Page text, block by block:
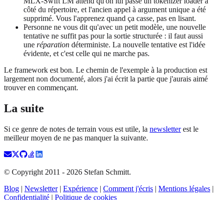
côté du répertoire, et l'ancien appel à argument unique a été
supprimé. Vous l'apprenez quand ça casse, pas en lisant.
Personne ne vous dit qu'avec un petit modèle, une nouvelle
tentative ne suffit pas pour la sortie structurée : il faut aussi
une réparation déterministe. La nouvelle tentative est l'idée
évidente, et c'est celle qui ne marche pas.
Le framework est bon. Le chemin de l'exemple à la production est
largement non documenté, alors j'ai écrit la partie que j'aurais aimé
trouver en commençant.
La suite
Si ce genre de notes de terrain vous est utile, la newsletterest le
meilleur moyen de ne pas manquer la suivante.
© Copyright 2011 - 2026 Stefan Schmitt.
Blog | Newsletter| Expérience | Comment j'écris | Mentions légales |
Confidentialité | Politique de cookies